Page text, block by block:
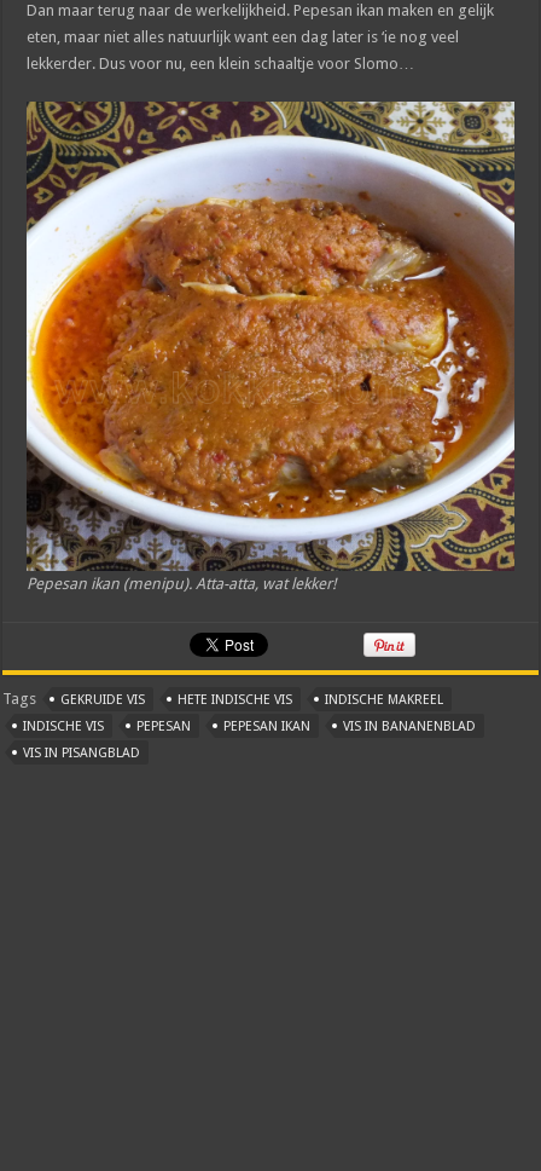
Dan maar terug naar de werkelijkheid. Pepesan ikan maken en gelijk
eten, maar niet alles natuurlijk want een dag later is ‘ie nog veel
lekkerder. Dus voor nu, een klein schaaltje voor Slomo…
Pepesan ikan (menipu). Atta-atta, wat lekker!
Tags GEKRUIDE VIS HETE INDISCHE VIS
INDISCHE MAKREEL
INDISCHE VIS
PEPESAN PEPESAN IKAN
VIS IN BANANENBLAD
VIS IN PISANGBLAD